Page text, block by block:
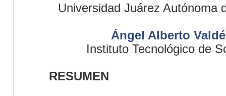
Universidad Juárez Autónoma
Ángel Alberto
Instituto Tecnológico de
RESUMEN